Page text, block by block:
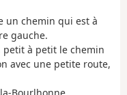
un chemin qui est à
gauche.
petit à petit le chemin
avec une petite route,